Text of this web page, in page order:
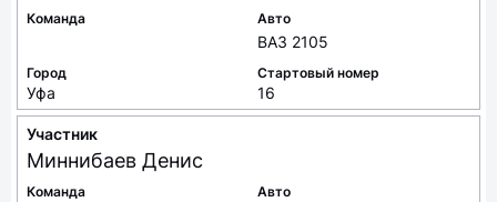
Команда Авто
ВАЗ 2105
Город
Уфа
Стартовый номер
16
Участник
Миннибаев Денис
Команда Авто